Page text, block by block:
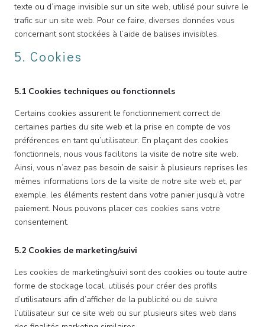
texte ou d’image invisible sur un site web, utilisé pour suivre le
trafic sur un site web. Pour ce faire, diverses données vous
concernant sont stockées à l’aide de balises invisibles.
5. Cookies
5.1 Cookies techniques ou fonctionnels
Certains cookies assurent le fonctionnement correct de
certaines parties du site web et la prise en compte de vos
préférences en tant qu’utilisateur. En plaçant des cookies
fonctionnels, nous vous facilitons la visite de notre site web.
Ainsi, vous n’avez pas besoin de saisir à plusieurs reprises les
mêmes informations lors de la visite de notre site web et, par
exemple, les éléments restent dans votre panier jusqu’à votre
paiement. Nous pouvons placer ces cookies sans votre
consentement.
5.2 Cookies de marketing/suivi
Les cookies de marketing/suivi sont des cookies ou toute autre
forme de stockage local, utilisés pour créer des profils
d’utilisateurs afin d’afficher de la publicité ou de suivre
l’utilisateur sur ce site web ou sur plusieurs sites web dans